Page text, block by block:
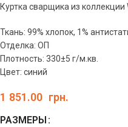
Куртка сварщика из коллекции
Ткань: 99% хлопок, 1%
Отделка: ОП
Плотность: 330±5 г/м.кв.
Цвет: синий
1 851.00 грн.
РАЗМЕРЫ